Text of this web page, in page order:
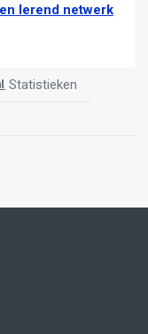
lerend netwerk
Statistieken